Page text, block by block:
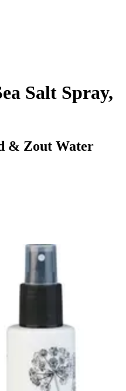
Salt Spray,
& Zout Water